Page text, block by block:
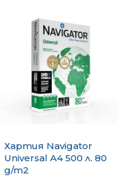
Хартия Navigator
Universal A4 500 л. 80
g/m2